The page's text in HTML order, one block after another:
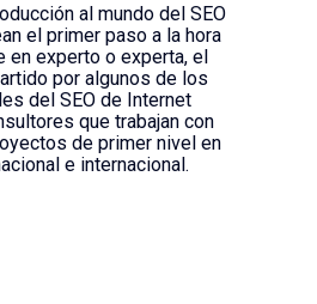
al mundo del SEO
el primer paso a la hora
en experto o experta, el
por algunos de los
del SEO de Internet
que trabajan con
de primer nivel en
e internacional.